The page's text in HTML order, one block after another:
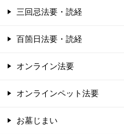
三回忌法要・読経
百箇日法要・読経
オンライン法要
オンラインペット法要
お墓じまい